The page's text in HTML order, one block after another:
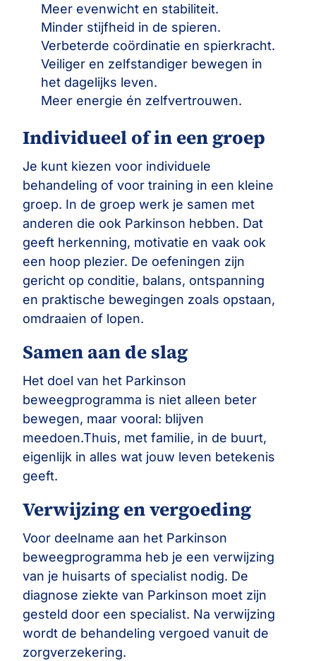
Meer evenwicht en stabiliteit.
Minder stijfheid in de spieren.
Verbeterde coördinatie en spierkracht.
Veiliger en zelfstandiger bewegen in
het dagelijks leven.
Meer energie én zelfvertrouwen.
Individueel of in een groep
Je kunt kiezen voor individuele
behandeling of voor training in een kleine
groep. In de groep werk je samen met
anderen die ook Parkinson hebben. Dat
geeft herkenning, motivatie en vaak ook
een hoop plezier. De oefeningen zijn
gericht op conditie, balans, ontspanning
en praktische bewegingen zoals opstaan,
omdraaien of lopen.
Samen aan de slag
Het doel van het Parkinson
beweegprogramma is niet alleen beter
bewegen, maar vooral: blijven
meedoen.Thuis, met familie, in de buurt,
eigenlijk in alles wat jouw leven betekenis
geeft.
Verwijzing en vergoeding
Voor deelname aan het Parkinson
beweegprogramma heb je een verwijzing
van je huisarts of specialist nodig. De
diagnose ziekte van Parkinson moet zijn
gesteld door een specialist. Na verwijzing
wordt de behandeling vergoed vanuit de
zorgverzekering.